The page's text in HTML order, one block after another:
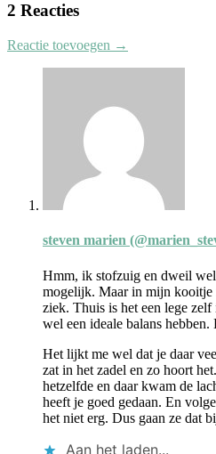
2 Reacties
Reactie toevoegen →
steven marien
Hmm, ik stofzuig en dweil
mogelijk. Maar in mijn kooitje
ziek. Thuis is het een lege
wel een ideale balans
Het lijkt me wel dat je daar
zat in het zadel en zo hoort
hetzelfde en daar kwam de
heeft je goed gedaan. En
het niet erg. Dus gaan ze dat
Aan het laden...